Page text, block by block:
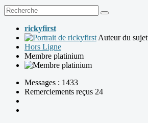
rickyfirst
Auteur du sujet
Hors Ligne
Membre platinium
Messages : 1433
Remerciements reçus 24